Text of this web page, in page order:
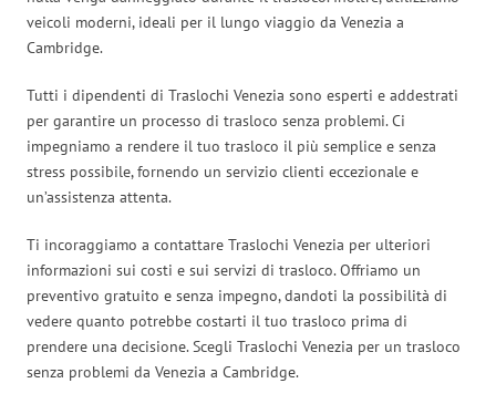
veicoli moderni, ideali per il lungo viaggio da Venezia a
Cambridge.
Tutti i dipendenti di Traslochi Venezia sono esperti e addestrati
per garantire un processo di trasloco senza problemi. Ci
impegniamo a rendere il tuo trasloco il più semplice e senza
stress possibile, fornendo un servizio clienti eccezionale e
un’assistenza attenta.
Ti incoraggiamo a contattare Traslochi Venezia per ulteriori
informazioni sui costi e sui servizi di trasloco. Offriamo un
preventivo gratuito e senza impegno, dandoti la possibilità di
vedere quanto potrebbe costarti il tuo trasloco prima di
prendere una decisione. Scegli Traslochi Venezia per un trasloco
senza problemi da Venezia a Cambridge.